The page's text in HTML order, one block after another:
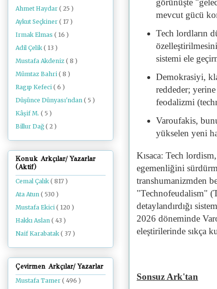
görünüşte
mevcut gücü
Tech lordların
sistemi ele
Demokrasiyi,
reddeder;
feodalizmi
Varoufakis,
yükselen yeni
Kısaca: Tech
egemenliğini
transhumanizmden
"Technofeudalism"
detaylandırdığı
2026 döneminde
eleştirilerinde sıkça
Sonsuz Ark'tan
Ahmet Haydar ( 25 )
Aykut Seçkiner ( 17 )
Irmak Elmas ( 16 )
Adil Çelik ( 13 )
Mustafa Akdeniz ( 8 )
Mümtaz Bahri ( 8 )
Ragıp Kefeci ( 6 )
Düşünce Dünyası'ndan ( 5 )
Kâşif M. ( 5 )
Billur Dağ ( 2 )
Konuk Arkçılar/ Yazarlar
(Aktif)
Cemal Çalık( 817 )
Ata Atun ( 530 )
Mustafa Ekici ( 120 )
Hakkı Aslan ( 43 )
Naif Karabatak( 37 )
Çevirmen Arkçılar/ Yazarlar
Mustafa Tamer ( 496 )